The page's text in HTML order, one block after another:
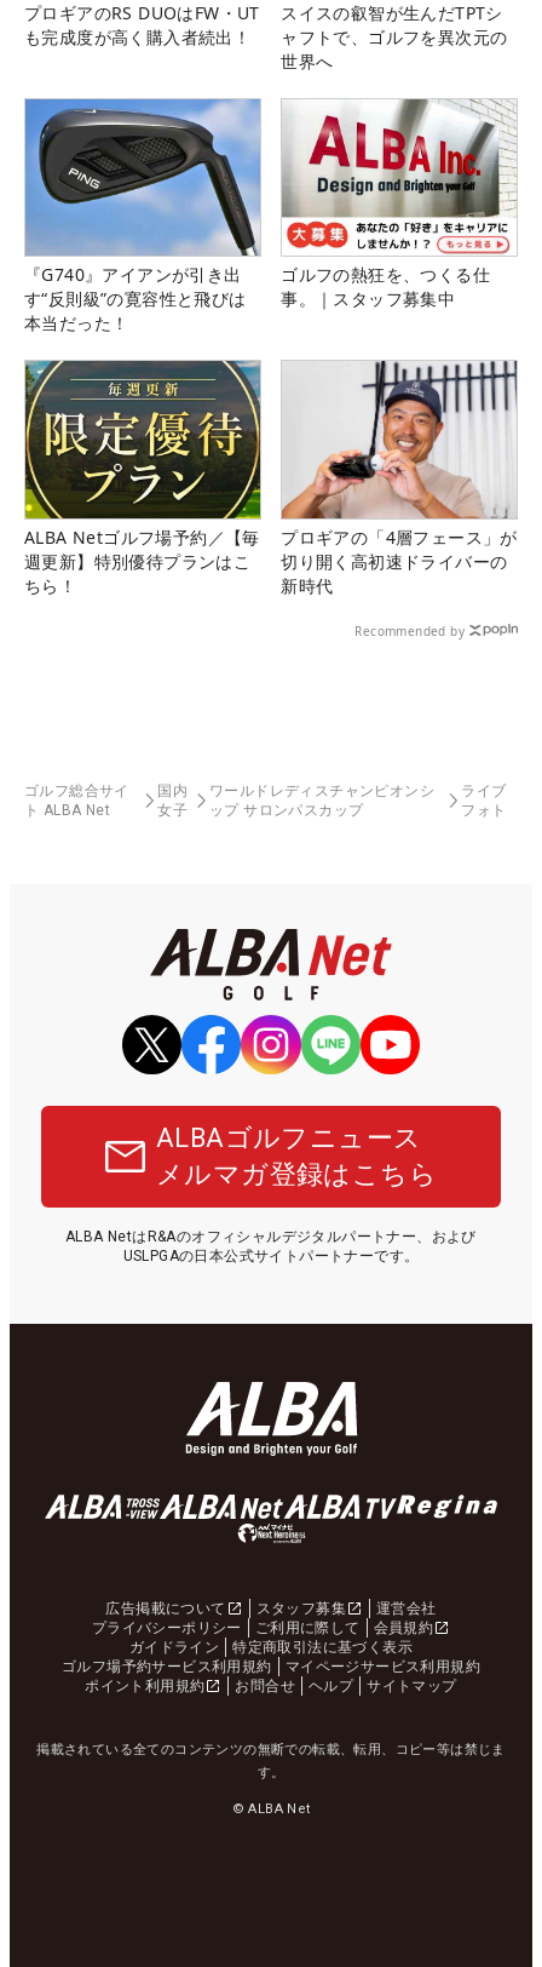
プロギアのRS DUOはFW・UT
も完成度が高く購入者続出！
スイスの叡智が生んだTPTシ
ャフトで、ゴルフを異次元の
世界へ
『G740』アイアンが引き出
す“反則級”の寛容性と飛びは
本当だった！
ゴルフの熱狂を、つくる仕
事。｜スタッフ募集中
ALBA Netゴルフ場予約／【毎
週更新】特別優待プランはこ
ちら！
プロギアの「4層フェース」が
切り開く高初速ドライバーの
新時代
Recommended by
ゴルフ総合サイ
ト ALBA Net
国内
女子
ワールドレディスチャンピオンシ
ップ サロンパスカップ
ライブ
フォト
ALBAゴルフニュース
メルマガ登録はこちら
ALBA NetはR&Aのオフィシャルデジタルパートナー、および
USLPGAの日本公式サイトパートナーです。
広告掲載について スタッフ募集
運営会社
プライバシーポリシー
ご利用に際して
会員規約
ガイドライン
特定商取引法に基づく表示
ゴルフ場予約サービス利用規約
マイページサービス利用規約
ポイント利用規約
お問合せ ヘルプ サイトマップ
掲載されている全てのコンテンツの無断での転載、転用、コピー等は禁じま
す。
© ALBA Net